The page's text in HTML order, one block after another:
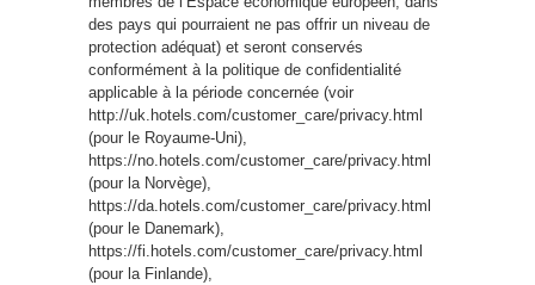
des pays qui pourraient ne pas offrir un niveau de
protection adéquat) et seront conservés
conformément à la politique de confidentialité
applicable à la période concernée (voir
http://uk.hotels.com/customer_care/privacy.html
(pour le Royaume-Uni),
https://no.hotels.com/customer_care/privacy.html
(pour la Norvège),
https://da.hotels.com/customer_care/privacy.html
(pour le Danemark),
https://fi.hotels.com/customer_care/privacy.html
(pour la Finlande),